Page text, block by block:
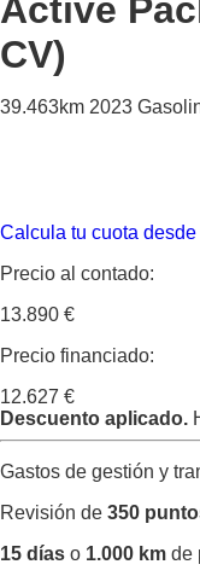
Active
CV)
39.463km 2023
Calcula tu cuota desde
Precio al contado:
13.890 €
Precio financiado:
12.627 €
Descuento aplicado.
Gastos de gestión y
Revisión de 350
15 días o 1.000 km de